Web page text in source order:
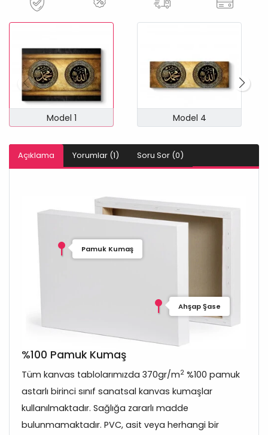
Model 1 Model 4
Açıklama Yorumlar (1) Soru Sor (0)
Pamuk Kumaş
Ahşap Şase
%100 Pamuk Kumaş
Tüm kanvas tablolarımızda 370gr/m2 %100 pamuk
astarlı birinci sınıf sanatsal kanvas kumaşlar
kullanılmaktadır. Sağlığa zararlı madde
bulunmamaktadır. PVC, asit veya herhangi bir